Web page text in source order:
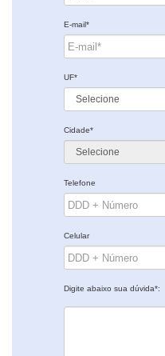
E-mail*
UF*
Cidade*
Telefone
Celular
Digite abaixo sua dúvida*: